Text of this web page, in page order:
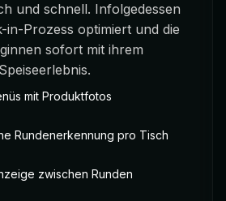
und schnell. Infolgedessen
in-Prozess optimiert und die
sofort mit ihrem
Speiseerlebnis.
mit Produktfotos
Rundenerkennung pro Tisch
zwischen Runden